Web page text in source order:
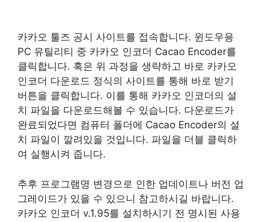
카카오 툴즈 공시 사이트를 접속합니다. 윈도우용
PC 유틸리티 중 카카오 인코더 Cacao Encoder를
클릭합니다. 혹은 위 과정을 생략하고 바로 카카오
인코더 다운로드 정식의 사이트를 통해 바로 받기
버튼을 클릭합니다. 이를 통해 카카오 인코더의 설
치 파일을 다운로드해볼 수 있습니다. 다운로드가
완료되었다면 컴퓨터 폴더에 Cacao Encoder의 설
치 파일이 깔려있을 것입니다. 파일을 더블 클릭하
여 실행시켜 줍니다.
추후 프로그램명 변경으로 인한 업데이트나 버전 업
그레이드가 있을 수 있으니 참고하시길 바랍니다.
카카오 인코더 v.1.95를 설치하시기 전 명시된 사용